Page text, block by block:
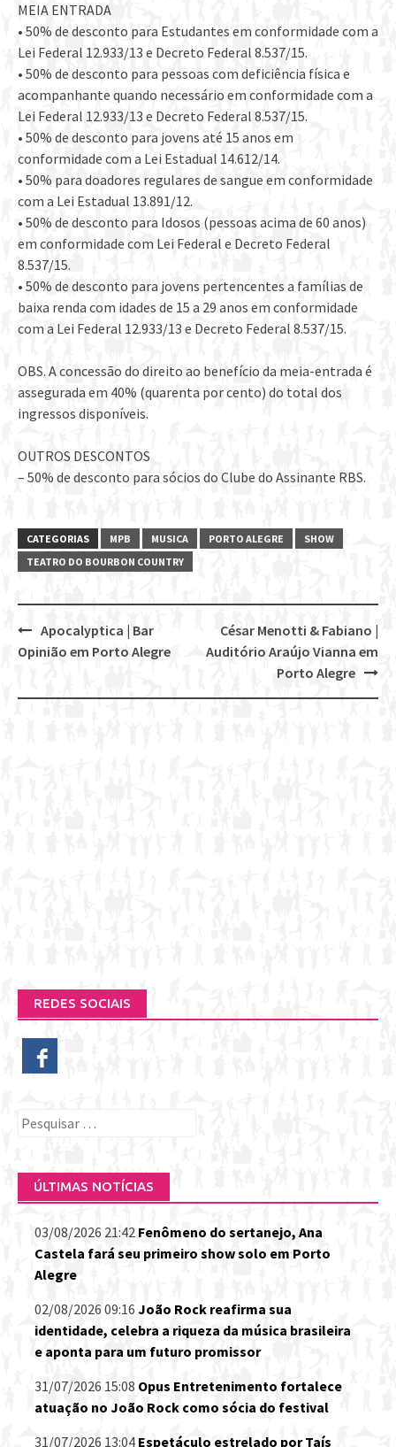
MEIA ENTRADA
• 50% de desconto para Estudantes em conformidade com a
Lei Federal 12.933/13 e Decreto Federal 8.537/15.
• 50% de desconto para pessoas com deficiência física e
acompanhante quando necessário em conformidade com a
Lei Federal 12.933/13 e Decreto Federal 8.537/15.
• 50% de desconto para jovens até 15 anos em
conformidade com a Lei Estadual 14.612/14.
• 50% para doadores regulares de sangue em conformidade
com a Lei Estadual 13.891/12.
• 50% de desconto para Idosos (pessoas acima de 60 anos)
em conformidade com Lei Federal e Decreto Federal
8.537/15.
• 50% de desconto para jovens pertencentes a famílias de
baixa renda com idades de 15 a 29 anos em conformidade
com a Lei Federal 12.933/13 e Decreto Federal 8.537/15.
OBS. A concessão do direito ao benefício da meia-entrada é
assegurada em 40% (quarenta por cento) do total dos
ingressos disponíveis.
OUTROS DESCONTOS
– 50% de desconto para sócios do Clube do Assinante RBS.
CATEGORIAS MPB MUSICA PORTO ALEGRE
SHOW
TEATRO DO BOURBON COUNTRY
Post
César Menotti & Fabiano |
Auditório Araújo Vianna em
Porto Alegre
Apocalyptica | Bar
Opinião em Porto Alegre
REDES SOCIAIS
Pesquisar
ÚLTIMAS NOTÍCIAS
03/08/2026 21:42 Fenômeno do sertanejo, Ana
Castela fará seu primeiro show solo em Porto
Alegre
02/08/2026 09:16 João Rock reafirma sua
identidade, celebra a riqueza da música brasileira
e aponta para um futuro promissor
31/07/2026 15:08 Opus Entretenimento fortalece
atuação no João Rock como sócia do festival
31/07/2026 13:04 Espetáculo estrelado por Taís